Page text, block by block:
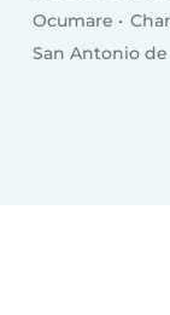
Ocumare
San Antonio